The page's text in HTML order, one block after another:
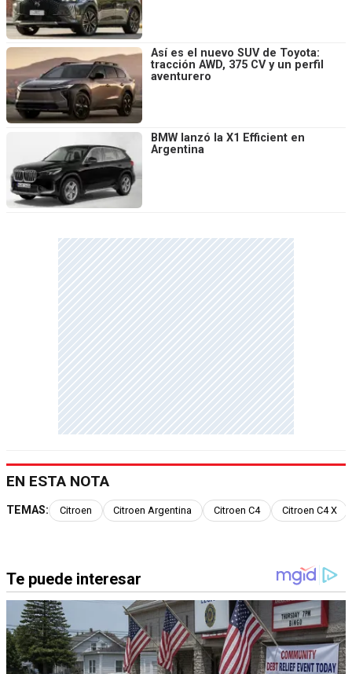
Así es el nuevo SUV de Toyota:
tracción AWD, 375 CV y un perfil
aventurero
BMW lanzó la X1 Efficient en
Argentina
EN ESTA NOTA
TEMAS: Citroen Citroen Argentina Citroen C4 Citroen C4 X